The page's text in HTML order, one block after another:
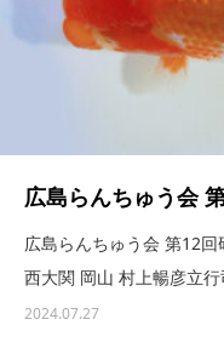
広島らんちゅう会
広島らんちゅう会 第12
西大関 岡山 村上暢彦立
2024.07.27